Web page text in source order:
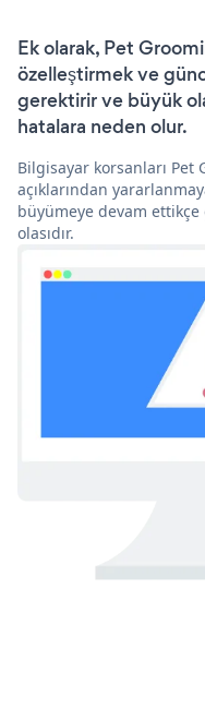
Ek olarak, Pet
özelleştirmek ve
gerektirir ve büyük
hatalara neden olur.
Bilgisayar korsanları
açıklarından
büyümeye devam ettikçe
olasıdır.